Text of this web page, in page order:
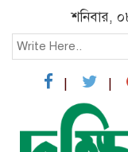
শনিবার,